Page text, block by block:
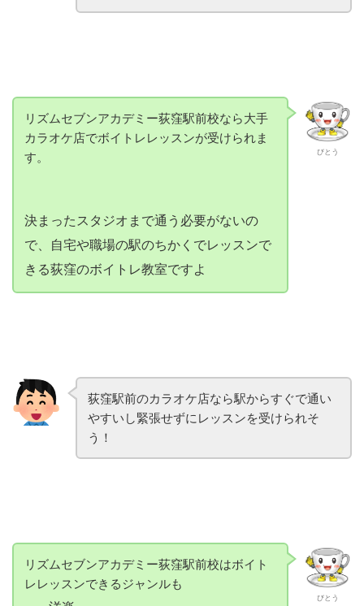
びとう
リズムセブンアカデミー荻窪駅前校なら大手
カラオケ店でボイトレレッスンが受けられま
す。
決まったスタジオまで通う必要がないの
で、自宅や職場の駅のちかくでレッスンで
きる荻窪のボイトレ教室ですよ
荻窪駅前のカラオケ店なら駅からすぐで通い
やすいし緊張せずにレッスンを受けられそ
う！
びとう
リズムセブンアカデミー荻窪駅前校はボイト
レレッスンできるジャンルも